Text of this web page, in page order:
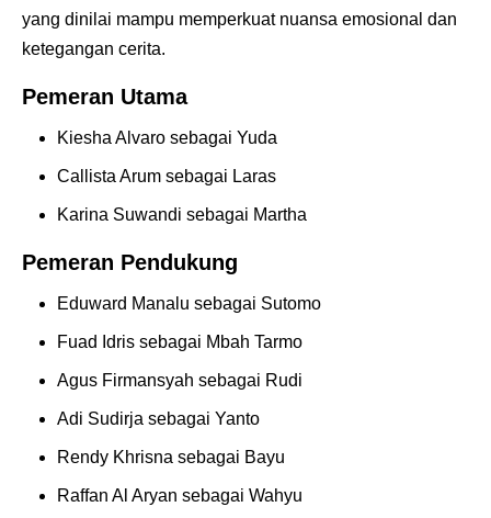
yang dinilai mampu memperkuat nuansa emosional dan
ketegangan cerita.
Pemeran Utama
Kiesha Alvaro sebagai Yuda
Callista Arum sebagai Laras
Karina Suwandi sebagai Martha
Pemeran Pendukung
Eduward Manalu sebagai Sutomo
Fuad Idris sebagai Mbah Tarmo
Agus Firmansyah sebagai Rudi
Adi Sudirja sebagai Yanto
Rendy Khrisna sebagai Bayu
Raffan Al Aryan sebagai Wahyu